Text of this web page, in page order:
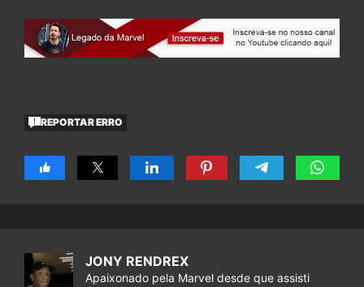
REPORTAR ERRO
JONY RENDREX
Apaixonado pela Marvel desde que assisti